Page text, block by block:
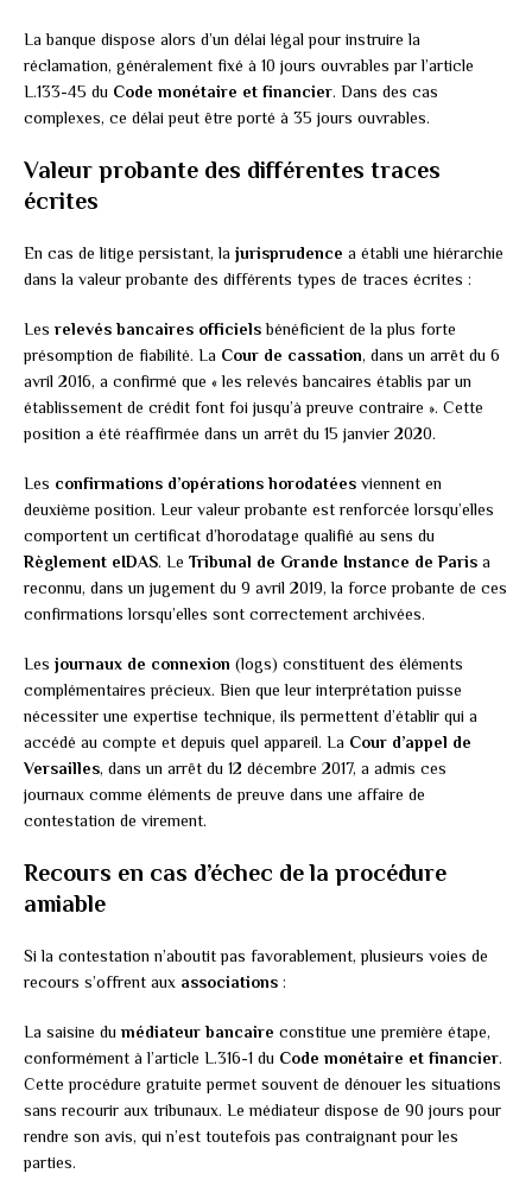
La banque dispose alors d’un délai légal pour instruire la
réclamation, généralement fixé à 10 jours ouvrables par l’article
L.133-45 du Code monétaire et financier. Dans des cas
complexes, ce délai peut être porté à 35 jours ouvrables.
Valeur probante des différentes traces
écrites
En cas de litige persistant, la jurisprudence a établi une hiérarchie
dans la valeur probante des différents types de traces écrites :
Les relevés bancaires officielsbénéficient de la plus forte
présomption de fiabilité. La Cour de cassation, dans un arrêt du 6
avril 2016, a confirmé que « les relevés bancaires établis par un
établissement de crédit font foi jusqu’à preuve contraire ». Cette
position a été réaffirmée dans un arrêt du 15 janvier 2020.
Les confirmations d’opérations horodatées viennent en
deuxième position. Leur valeur probante est renforcée lorsqu’elles
comportent un certificat d’horodatage qualifié au sens du
Règlement eIDAS. Le Tribunal de Grande Instance de Paris a
reconnu, dans un jugement du 9 avril 2019, la force probante de ces
confirmations lorsqu’elles sont correctement archivées.
Les journaux de connexion (logs) constituent des éléments
complémentaires précieux. Bien que leur interprétation puisse
nécessiter une expertise technique, ils permettent d’établir qui a
accédé au compte et depuis quel appareil. La Cour d’appel de
Versailles, dans un arrêt du 12 décembre 2017, a admis ces
journaux comme éléments de preuve dans une affaire de
contestation de virement.
Recours en cas d’échec de la procédure
amiable
Si la contestation n’aboutit pas favorablement, plusieurs voies de
recours s’offrent aux associations :
La saisine du médiateur bancaire constitue une première étape,
conformément à l’article L.316-1 du Code monétaire et financier.
Cette procédure gratuite permet souvent de dénouer les situations
sans recourir aux tribunaux. Le médiateur dispose de 90 jours pour
rendre son avis, qui n’est toutefois pas contraignant pour les
parties.